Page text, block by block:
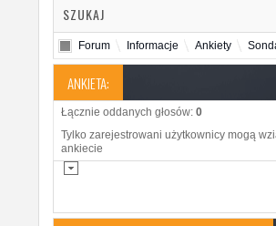
SZUKAJ
Forum Informacje Ankiety
ANKIETA:
Łącznie oddanych głosów: 0
Tylko zarejestrowani użytkownicy mogą
ankiecie